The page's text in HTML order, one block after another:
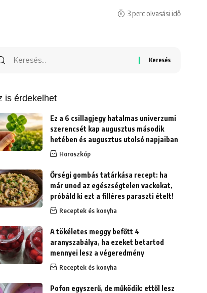
3 perc olvasási idő
is érdekelhet
Ez a 6 csillagjegy hatalmas univerzumi
szerencsét kap augusztus második
hetében és augusztus utolsó napjaiban
Horoszkóp
Őrségi gombás tatárkása recept: ha
már unod az egészségtelen vackokat,
próbáld ki ezt a filléres paraszti ételt!
Receptek és konyha
A tökéletes meggy befőtt 4
aranyszabálya, ha ezeket betartod
mennyei lesz a végeredmény
Receptek és konyha
Pofon egyszerű, de működik: ettől lesz